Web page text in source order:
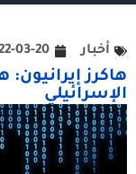
أخبار 03-20
هاكرز
الإسرائيلي